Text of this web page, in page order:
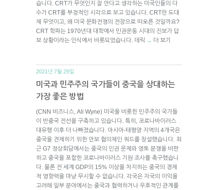
습니다. CRT가 무엇인지 잘 안다고 생각하는 미국인들의 다
수가 CRT를 부정적인 시각으로 보고 있습니다. CRT란 도대
체 무엇이고, 왜 미국 문화전쟁의 전장으로 떠오른 것일까요?
CRT 학파는 1970년대 대학에서 민권운동 시대의 진보가 답
보 상황이라는 인식에서 비롯되었습니다. 데릭 → 더 보기
2021년 7월 29일.
미국과 민주주의 국가들이 중국을 상대하는
가장 좋은 방법
(CNN 비즈니스, Ali Wyne) 미국을 비롯한 민주주의 국가들
이 반중국 전선을 구축하고 있습니다. 특히, 코로나바이러스
대유행 이후 더 나빠졌습니다. 아시아-태평양 지역의 4개국은
중국을 견제하기 위한 안보 협의체인 쿼드를 창설했습니다. 최
근 G7 정상회담에서는 중국의 인권 문제와 영토 분쟁을 비판
하고 중국을 포함한 코로나바이러스 기원 조사를 촉구했습니
다. 물론 전 세계 GDP의 15% 이상을 차지하는 중국의 경제
적 영향력을 마냥 무시할 수 없습니다. 각국은 자국의 이익을
고려해 일부 분야에서는 중국과 협력하거나 우호적인 관계를